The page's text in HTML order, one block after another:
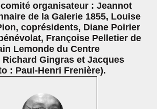
organisateur : Jeannot
de la Galerie 1855, Louise
coprésidents, Diane Poirier
Françoise Pelletier de
Lemonde du Centre
Gingras et Jacques
: Paul-Henri Frenière).